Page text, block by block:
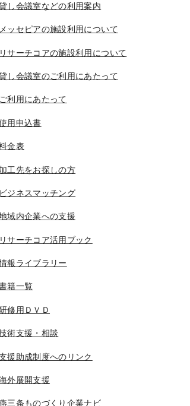
し会議室などの利用案内
メッセピアの施設利用について
リサーチコアの施設利用について
し会議室のご利用にあたって
ご利用にあたって
用申込書
金表
加工先をお探しの方
ビジネスマッチング
域内企業への支援
リサーチコア活用ブック
報ライブラリー
籍一覧
修用ＤＶＤ
術支援・相談
援助成制度へのリンク
外展開支援
三条ものづくり企業ナビ